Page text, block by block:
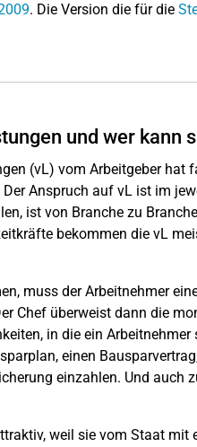
. Die Version die für die
und wer kann
(vL) vom Arbeitgeber hat
Anspruch auf vL ist im
ist von Branche zu
bekommen die vL
muss der Arbeitnehmer
Chef überweist dann die
in die ein
einen
einzahlen. Und auch
weil sie vom Staat mit